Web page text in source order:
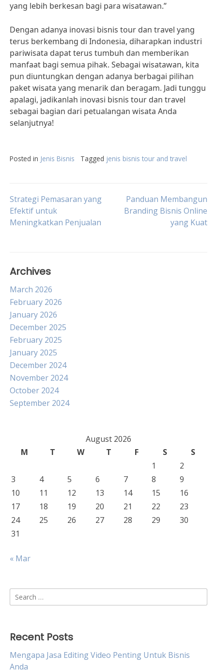
yang lebih berkesan bagi para wisatawan.”
Dengan adanya inovasi bisnis tour dan travel yang
terus berkembang di Indonesia, diharapkan industri
pariwisata dapat terus tumbuh dan memberikan
manfaat bagi semua pihak. Sebagai wisatawan, kita
pun diuntungkan dengan adanya berbagai pilihan
paket wisata yang menarik dan beragam. Jadi tunggu
apalagi, jadikanlah inovasi bisnis tour dan travel
sebagai bagian dari petualangan wisata Anda
selanjutnya!
Posted in Jenis Bisnis Tagged jenis bisnis tour and travel
Post
navigation
Strategi Pemasaran yang
Efektif untuk
Meningkatkan Penjualan
Panduan Membangun
Branding Bisnis Online
yang Kuat
Archives
March 2026
February 2026
January 2026
December 2025
February 2025
January 2025
December 2024
November 2024
October 2024
September 2024
August 2026
M
T W T F S
S
1
2
3
4 5 6 7 8
9
10
11 12 13 14 15
16
17
18 19 20 21 22
23
24
25 26 27 28 29
30
31
« Mar
Search
for:
Recent Posts
Mengapa Jasa Editing Video Penting Untuk Bisnis
Anda